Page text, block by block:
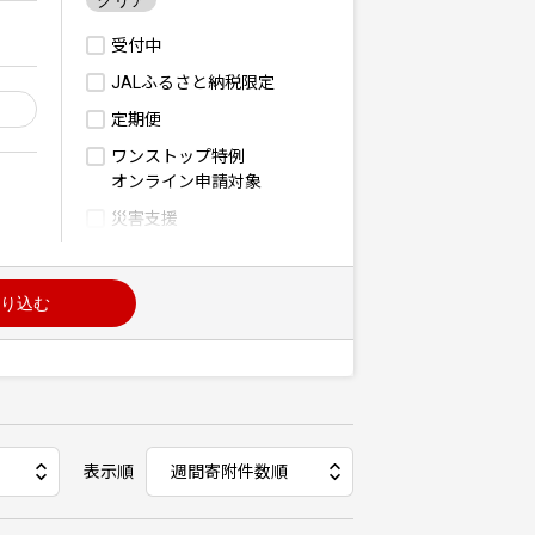
受付中
JALふるさと納税限定
定期便
ワンストップ特例
オンライン申請対象
災害支援
込む
表示順